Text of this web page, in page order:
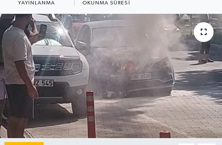
YAYINLANMA OKUNMA SÜRESI